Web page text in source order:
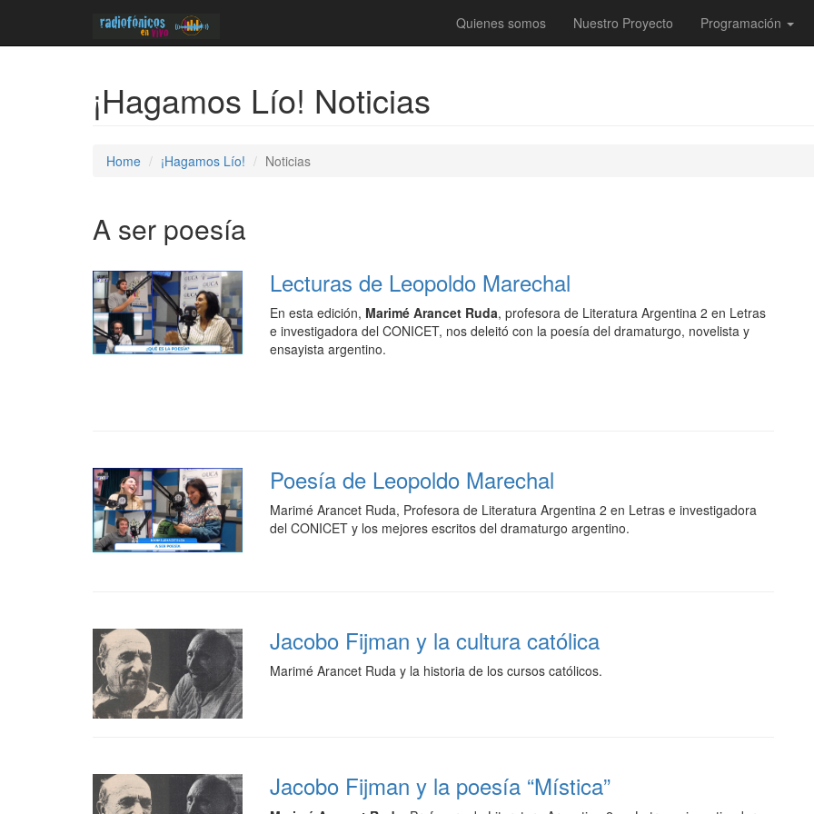
Quienes somos Nuestro Proyecto Programación
¡Hagamos Lío! Noticias
Home ¡Hagamos Lío! Noticias
A ser poesía
Lecturas de Leopoldo Marechal
En esta edición, Marimé Arancet Ruda, profesora de Literatura Argentina 2 en Letras
e investigadora del CONICET, nos deleitó con la poesía del dramaturgo, novelista y
ensayista argentino.
Poesía de Leopoldo Marechal
Marimé Arancet Ruda, Profesora de Literatura Argentina 2 en Letras e investigadora
del CONICET y los mejores escritos del dramaturgo argentino.
Jacobo Fijman y la cultura católica
Marimé Arancet Ruda y la historia de los cursos católicos.
Jacobo Fijman y la poesía “Mística”